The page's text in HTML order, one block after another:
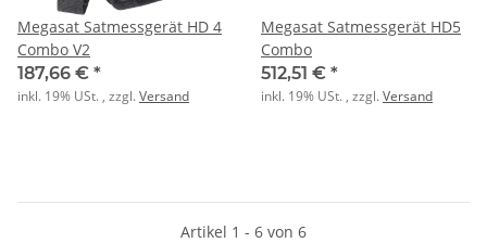
Megasat Satmessgerät HD 4
Combo V2
187,66 € *
inkl. 19% USt. , zzgl.Versand
Megasat Satmessgerät HD5
Combo
512,51 € *
inkl. 19% USt. , zzgl.Versand
Artikel 1 - 6 von 6